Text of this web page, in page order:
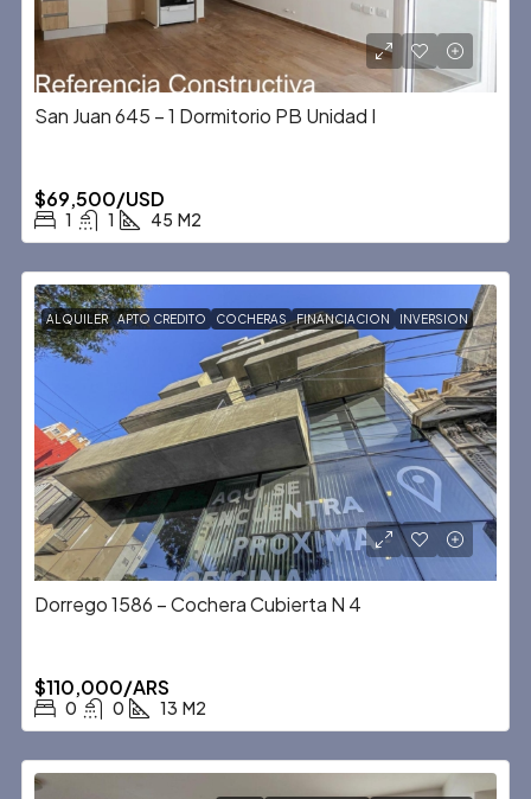
San Juan 645 – 1 Dormitorio PB Unidad I
$69,500/USD
1 1 45 M2
ALQUILER APTO CREDITO COCHERAS FINANCIACION INVERSION
Dorrego 1586 – Cochera Cubierta N 4
$110,000/ARS
0 0 13 M2